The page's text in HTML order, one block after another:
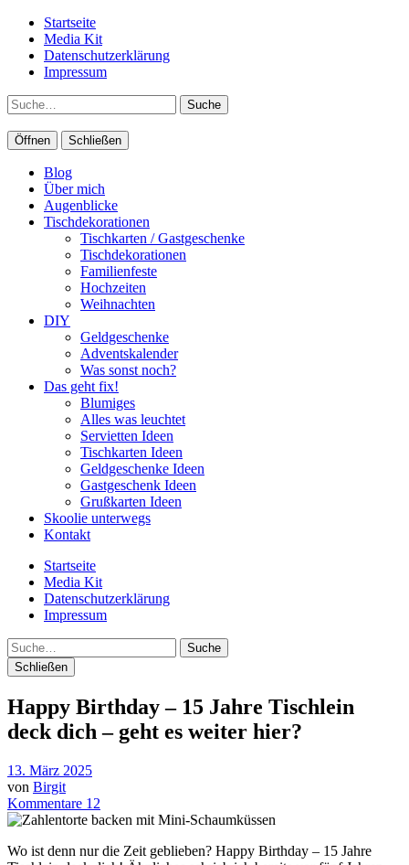
Startseite
Media Kit
Datenschutzerklärung
Impressum
Suche
Öffnen Schließen
Blog
Über mich
Augenblicke
Tischdekorationen
Tischkarten / Gastgeschenke
Tischdekorationen
Familienfeste
Hochzeiten
Weihnachten
DIY
Geldgeschenke
Adventskalender
Was sonst noch?
Das geht fix!
Blumiges
Alles was leuchtet
Servietten Ideen
Tischkarten Ideen
Geldgeschenke Ideen
Gastgeschenk Ideen
Grußkarten Ideen
Skoolie unterwegs
Kontakt
Startseite
Media Kit
Datenschutzerklärung
Impressum
Suche
Schließen
Happy Birthday – 15 Jahre Tischlein
deck dich – geht es weiter hier?
13. März 2025
von Birgit
Kommentare 12
Wo ist denn nur die Zeit geblieben? Happy Birthday – 15 Jahre